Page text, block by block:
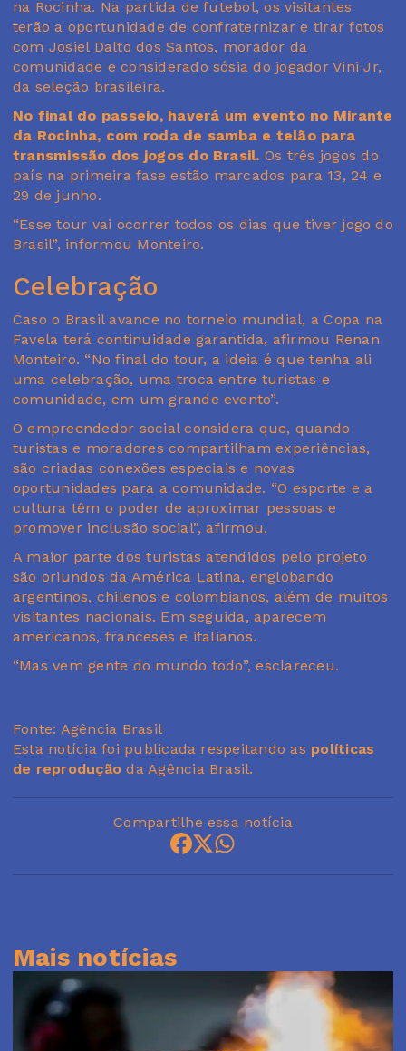
na Rocinha. Na partida de futebol, os visitantes
terão a oportunidade de confraternizar e tirar fotos
com Josiel Dalto dos Santos, morador da
comunidade e considerado sósia do jogador Vini Jr,
da seleção brasileira.
No final do passeio, haverá um evento no Mirante
da Rocinha, com roda de samba e telão para
transmissão dos jogos do Brasil. Os três jogos do
país na primeira fase estão marcados para 13, 24 e
29 de junho.
“Esse tour vai ocorrer todos os dias que tiver jogo do
Brasil”, informou Monteiro.
Celebração
Caso o Brasil avance no torneio mundial, a Copa na
Favela terá continuidade garantida, afirmou Renan
Monteiro. “No final do tour, a ideia é que tenha ali
uma celebração, uma troca entre turistas e
comunidade, em um grande evento”.
O empreendedor social considera que, quando
turistas e moradores compartilham experiências,
são criadas conexões especiais e novas
oportunidades para a comunidade. “O esporte e a
cultura têm o poder de aproximar pessoas e
promover inclusão social”, afirmou.
A maior parte dos turistas atendidos pelo projeto
são oriundos da América Latina, englobando
argentinos, chilenos e colombianos, além de muitos
visitantes nacionais. Em seguida, aparecem
americanos, franceses e italianos.
“Mas vem gente do mundo todo”, esclareceu.
Fonte: Agência Brasil
Esta notícia foi publicada respeitando as políticas
de reprodução da Agência Brasil.
Compartilhe essa notícia
Mais notícias